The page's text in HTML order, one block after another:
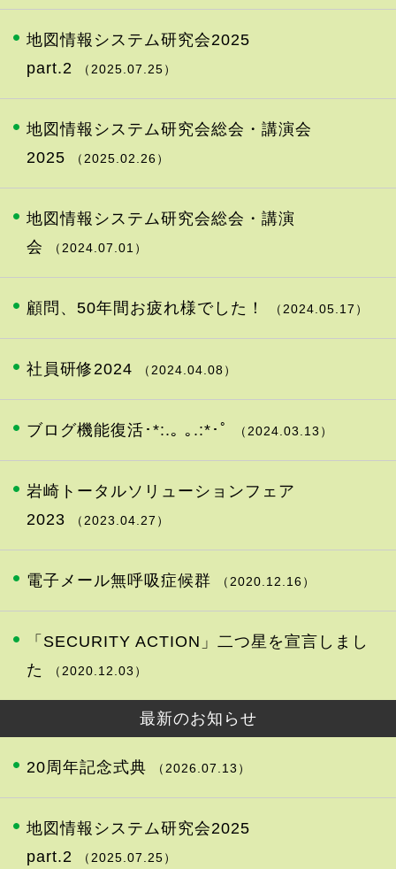
地図情報システム研究会2025
part.2
（2025.07.25）
地図情報システム研究会総会・講演会
2025
（2025.02.26）
地図情報システム研究会総会・講演
会
（2024.07.01）
顧問、50年間お疲れ様でした！ （2024.05.17）
社員研修2024 （2024.04.08）
ブログ機能復活･*:.｡ ｡.:*･ﾟ （2024.03.13）
岩崎トータルソリューションフェア
2023
（2023.04.27）
電子メール無呼吸症候群 （2020.12.16）
「SECURITY ACTION」二つ星を宣言しまし
た
（2020.12.03）
最新のお知らせ
20周年記念式典 （2026.07.13）
地図情報システム研究会2025
part.2
（2025.07.25）